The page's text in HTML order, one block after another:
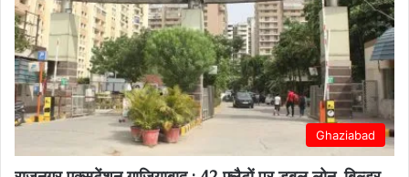
Ghaziabad